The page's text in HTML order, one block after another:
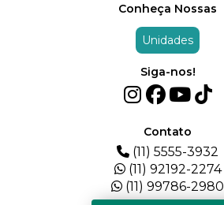
Conheça Nossas
Unidades
Siga-nos!
Contato
(11) 5555-3932
(11) 92192-2274
(11) 99786-2980